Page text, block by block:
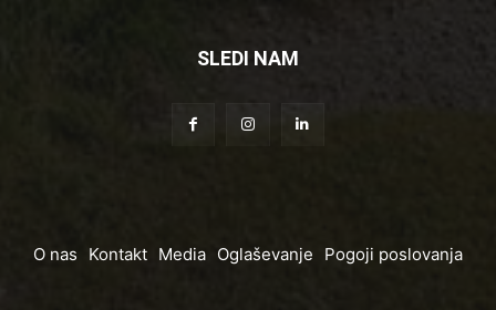
SLEDI NAM
O nas Kontakt Media Oglaševanje Pogoji poslovanja